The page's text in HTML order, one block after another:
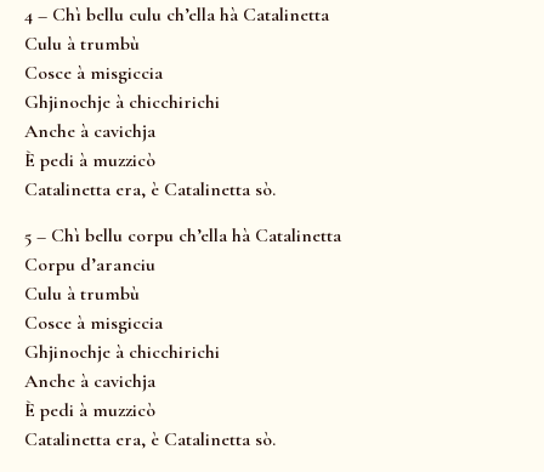
4 – Chì bellu culu ch’ella hà Catalinetta
Culu à trumbù
Cosce à misgiccia
Ghjinochje à chicchirichi
Anche à cavichja
È pedi à muzzicò
Catalinetta era, è Catalinetta sò.
5 – Chì bellu corpu ch’ella hà Catalinetta
Corpu d’aranciu
Culu à trumbù
Cosce à misgiccia
Ghjinochje à chicchirichi
Anche à cavichja
È pedi à muzzicò
Catalinetta era, è Catalinetta sò.